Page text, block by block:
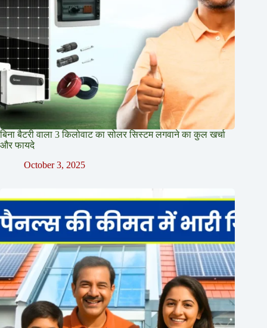
बिना बैटरी वाला 3 किलोवाट का सोलर सिस्टम लगवाने का कुल खर्चा
और फायदे
October 3, 2025